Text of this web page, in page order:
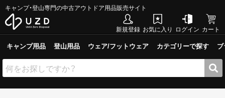
キャンプ・登山専門の中古アウトドア用品販売サイト
新規登録 お気に入り ログイン カート
キャンプ用品 登山用品 ウェア/フットウェア カテゴリーで探す